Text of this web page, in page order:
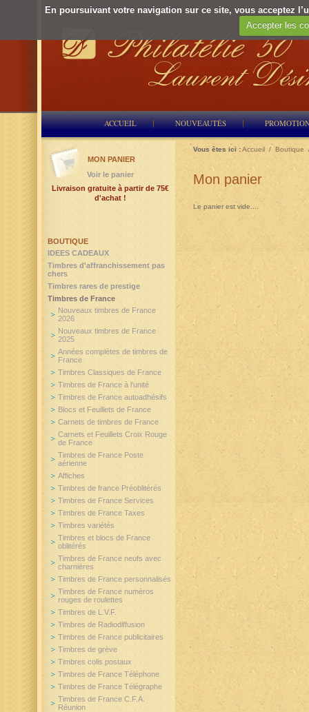
En poursuivant votre navigation sur ce site, vous acceptez
Accepter les
ACCUEIL NOUVEAUTÉS
Vous êtes ici :Accueil / Boutique
Mon panier
Le panier est vide....
BOUTIQUE
IDEES CADEAUX
Timbres d'affranchissement pas
chers
Timbres rares de prestige
Timbres de France
Nouveaux timbres de France
2026
Nouveaux timbres de France
2025
Années complètes de timbres de
France
Timbres Classiques de France
Timbres de France à l'unité
Timbres de France autoadhésifs
Blocs et Feuillets de France
Carnets de timbres de France
Carnets et Feuillets Croix Rouge
de France
Timbres de France Poste
aérienne
Affiches
Timbres de france Préoblitérés
Timbres de France Services
Timbres de France Taxes
Timbres variétés
Timbres et blocs de France
oblitérés
Timbres de France neufs avec
charnières
Timbres de France personnalisés
Timbres de France numéros
rouges de roulettes
Timbres de L.V.F.
Timbres de Radiodiffusion
Timbres de France publicitaires
Timbres de grève
Timbres colis postaux
Timbres de France Téléphone
Timbres de France Télégraphe
Timbres de France C.F.A.
Réunion
MON PANIER
Voir le panier
Livraison gratuite à partir de 75€
d'achat !